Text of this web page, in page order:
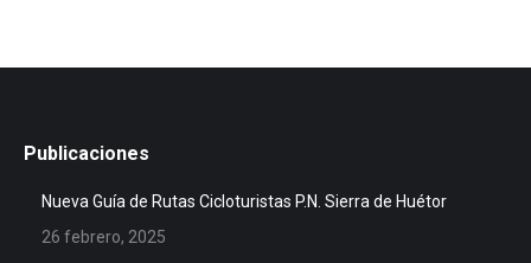
Publicaciones
Nueva Guía de Rutas Cicloturistas P.N. Sierra de Huétor
26 febrero, 2025